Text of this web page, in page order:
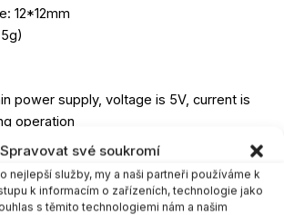
Spravovat své soukromí
nejlepší služby, my a naši partneři používáme k
k informacím o zařízeních, technologie jako
s těmito technologiemi nám a našim
12*12mm
power supply, voltage is 5V, current is
operation